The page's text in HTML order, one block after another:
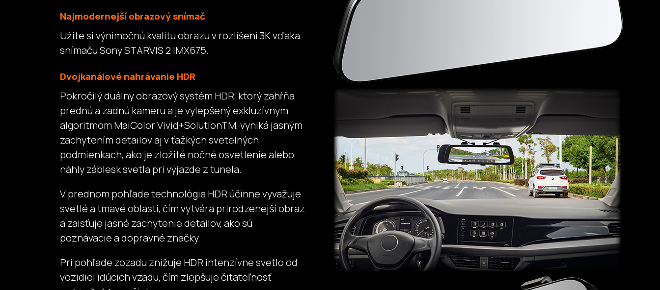
Najmodernejší obrazový snímač
Užite si výnimočnú kvalitu obrazu v rozlíšení 3K vďaka
snímaču Sony STARVIS 2 IMX675.
Dvojkanálové nahrávanie HDR
Pokročilý duálny obrazový systém HDR, ktorý zahŕňa
prednú a zadnú kameru a je vylepšený exkluzívnym
algoritmom MaiColor Vivid+SolutionTM, vyniká jasným
zachytením detailov aj v ťažkých svetelných
podmienkach, ako je zložité nočné osvetlenie alebo
náhly záblesk svetla pri výjazde z tunela.
V prednom pohľade technológia HDR účinne vyvažuje
svetlé a tmavé oblasti, čím vytvára prirodzenejší obraz
a zaisťuje jasné zachytenie detailov, ako sú
poznávacie a dopravné značky.
Pri pohľade zozadu znižuje HDR intenzívne svetlo od
vozidiel idúcich vzadu, čím zlepšuje čitateľnosť